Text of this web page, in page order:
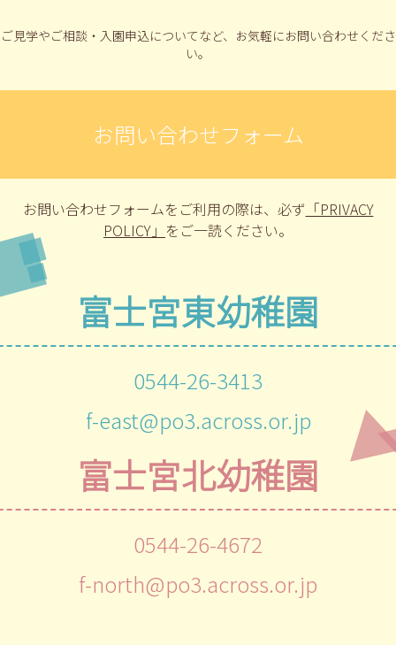
ご見学やご相談・入園申込についてなど、 お気軽にお問い合わせくださ
い。
お問い合わせフォーム
お問い合わせフォームをご利用の際は、 必ず 「PRIVACY
POLICY」 をご一読ください。
富士宮東幼稚園
0544-26-3413
f-east@po3.across.or.jp
富士宮北幼稚園
0544-26-4672
f-north@po3.across.or.jp